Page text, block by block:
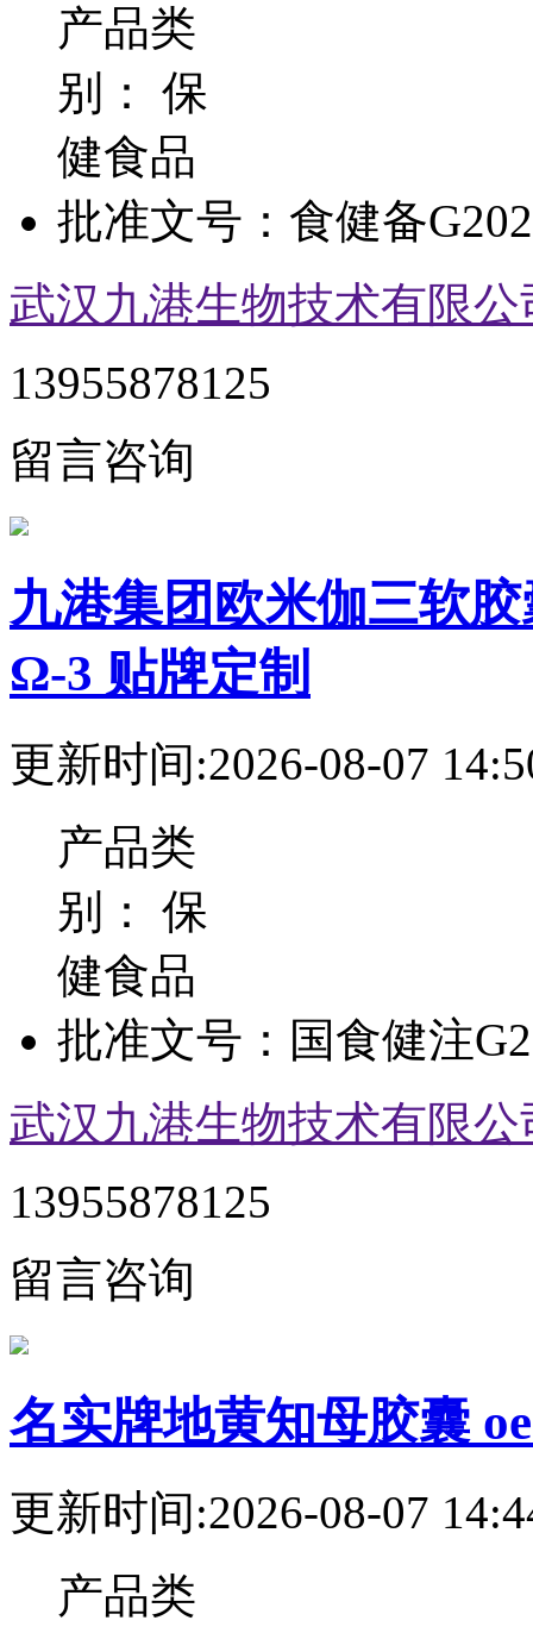
产品类
别： 保
健食品
批准文号： 食健备
武汉九港生物技术有限公
13955878125
留言咨询
九港集团欧米伽三软
Ω-3 贴牌定制
更新时间:2026-08-07
产品类
别： 保
健食品
批准文号： 国食健注
武汉九港生物技术有限公
13955878125
留言咨询
名实牌地黄知母胶囊
更新时间:2026-08-07
产品类